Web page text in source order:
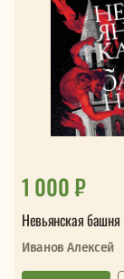
1 000 ₽
Невьянская башня
Иванов Алексей